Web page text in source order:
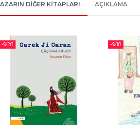
DIĞER KITAPLARI AÇIKLAMA
-%28 -%18